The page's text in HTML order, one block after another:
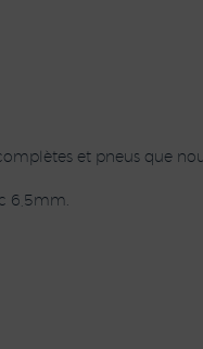
et pneus que
6,5mm.